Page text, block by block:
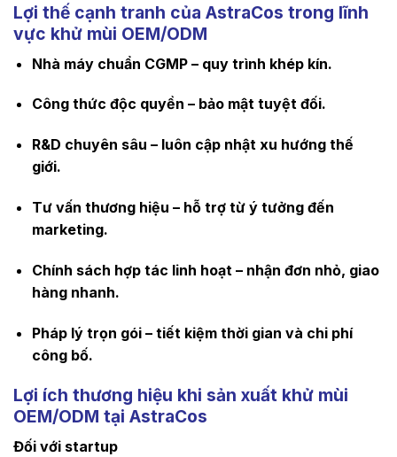
Lợi thế cạnh tranh của AstraCos trong lĩnh
vực khử mùi OEM/ODM
Nhà máy chuẩn CGMP – quy trình khép kín.
Công thức độc quyền – bảo mật tuyệt đối.
R&D chuyên sâu – luôn cập nhật xu hướng thế
giới.
Tư vấn thương hiệu – hỗ trợ từ ý tưởng đến
marketing.
Chính sách hợp tác linh hoạt – nhận đơn nhỏ, giao
hàng nhanh.
Pháp lý trọn gói – tiết kiệm thời gian và chi phí
công bố.
Lợi ích thương hiệu khi sản xuất khử mùi
OEM/ODM tại AstraCos
Đối với startup